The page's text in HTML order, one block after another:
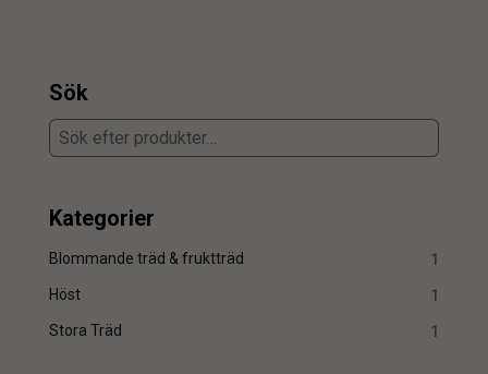
Sök
Kategorier
Blommande träd & fruktträd 1
Höst 1
Stora Träd 1